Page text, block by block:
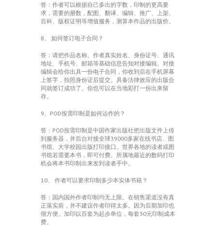
答：作者可以根据自己多出的字数，印制的更高要
求，需要的册数，配图、翻译、编辑、推广、上架、
百科、版权证明等增值服务，测算本作品的出版价。
8、 如何签订电子合同？
答：请把作品名称、作者真实姓名、身份证号、通讯
地址、手机号、邮箱等基础信息告知对接编辑。对接
编辑会给你出具一份电子合同，你收到后在手机屏幕
上签字，拍照身份证后提交。具备法律效应的出版合
同就签订成功了。你也可以在当地彩打一份出来留
存。
9、POD按需印制是如何运作的？
答：POD按需印制是中国作家出版社把出版文件上传
到服务器，并后台对接全球39000多家在线书店、图
书馆、大学校园出版打印接口。世界各地的读者或图
书馆若需要本书，即可付费。所属地最近的数码打印
机会将本书印制出来发到读者手中。
10、 作者可以要求印制多少本实体书籍？
答：国内国外作者印制均无上限。在销售渠道没有真
正落实前，并不建议作者印得太多。因为后期加印也
很方便。加印以百套为起步单位，每套30元印制成本
费。